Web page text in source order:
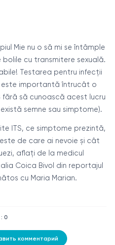
Mie nu o să mi se întâmple
cu transmitere sexuală.
Testarea pentru infecții
este importantă întrucât o
să cunoască acest lucru
semne sau simptome).
ITS, ce simptome prezintă,
de care ai nevoie și cât
aflați de la medicul
Coica Bivol din reportajul
cu Maria Marian.
0
комментарий